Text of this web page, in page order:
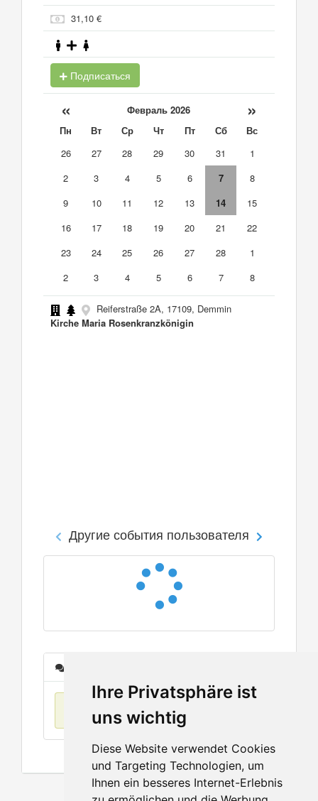
Ihre Privatsphäre ist
uns wichtig
Diese Website verwendet Cookies
und Targeting Technologien, um
Ihnen ein besseres Internet-Erlebnis
31,10 €
Подписаться
« Февраль 2026 »
Пн Вт Ср Чт Пт Сб
Вс
26
27 28 29 30 31
1
2
3 4 5 6 7
8
9
10 11 12 13 14
15
16
17 18 19 20 21
22
23
24 25 26 27 28
1
2
3 4 5 6 7 8
Reiferstraße 2A, 17109, Demmin
Kirche Maria Rosenkranzkönigin
Другие события пользователя